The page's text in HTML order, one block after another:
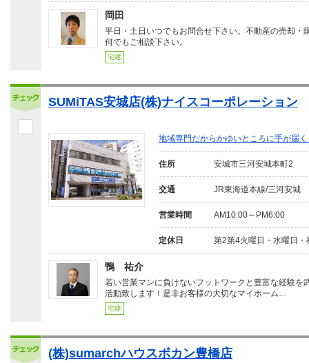
岡田
平日・土日いつでもお問合せ下さい。不動産の売却・
何でもご相談下さい。
宅建
SUMiTAS安城店(株)ナイスコーポレーション
地域専門だからかゆいところに手が届
住所 安城市三河安城本町2
交通 JR東海道本線/三河安城
営業時間 AM10:00～PM6:00
定休日 第2第4火曜日・水曜日・
鴨 祐介
若い営業マンに負けないフットワークと豊富な経験を
活動致します！是非お客様の大切なマイホーム…
宅建
(株)sumarchハウスボカン豊橋店